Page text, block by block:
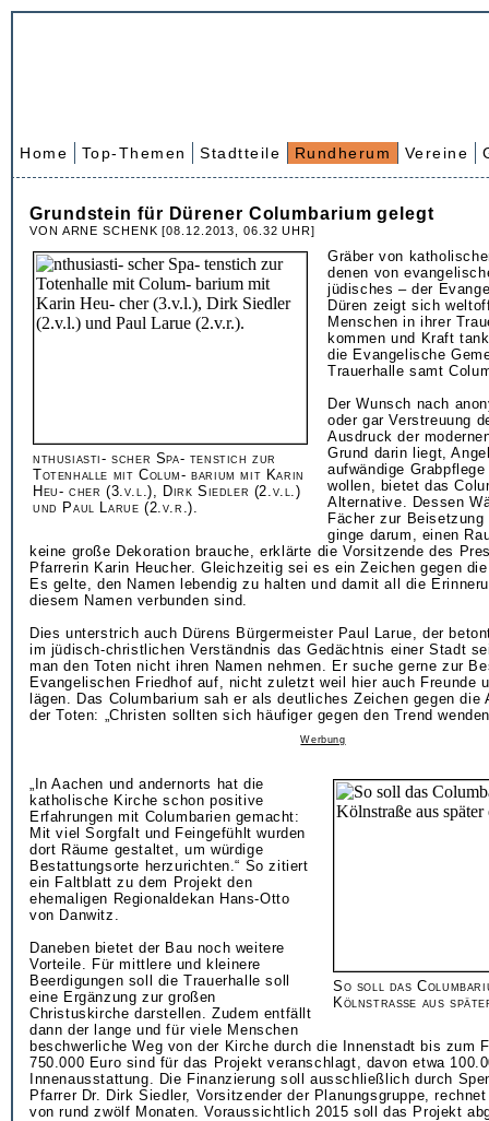
Home Top-Themen Stadtteile Rundherum Vereine
Grundstein für Dürener Columbarium gelegt
VON ARNE SCHENK [08.12.2013, 06.32 UHR]
nthusiasti- scher Spa- tenstich zur
Totenhalle mit Colum- barium mit Karin
Heu- cher (3.v.l.), Dirk Siedler (2.v.l.)
und Paul Larue (2.v.r.).
Gräber von
denen von
jüdisches – der
Düren zeigt sich
Menschen in ihrer
kommen und Kraft
die Evangelische
Trauerhalle samt
Der Wunsch nach
oder gar Verstreuung
Ausdruck der
Grund darin liegt,
aufwändige
wollen, bietet das
Alternative. Dessen
Fächer zur
ginge darum, einen
keine große Dekoration brauche, erklärte die Vorsitzende des
Pfarrerin Karin Heucher. Gleichzeitig sei es ein Zeichen gegen
Es gelte, den Namen lebendig zu halten und damit all die
diesem Namen verbunden sind.
Dies unterstrich auch Dürens Bürgermeister Paul Larue, der
im jüdisch-christlichen Verständnis das Gedächtnis einer Stadt
man den Toten nicht ihren Namen nehmen. Er suche gerne zur
Evangelischen Friedhof auf, nicht zuletzt weil hier auch Freunde
lägen. Das Columbarium sah er als deutliches Zeichen gegen die
der Toten: „Christen sollten sich häufiger gegen den Trend
Werbung
So soll das
Kölnstraße aus
„In Aachen und andernorts hat die
katholische Kirche schon positive
Erfahrungen mit Columbarien gemacht:
Mit viel Sorgfalt und Feingefühlt wurden
dort Räume gestaltet, um würdige
Bestattungsorte herzurichten.“ So zitiert
ein Faltblatt zu dem Projekt den
ehemaligen Regionaldekan Hans-Otto
von Danwitz.
Daneben bietet der Bau noch weitere
Vorteile. Für mittlere und kleinere
Beerdigungen soll die Trauerhalle soll
eine Ergänzung zur großen
Christuskirche darstellen. Zudem entfällt
dann der lange und für viele Menschen
beschwerliche Weg von der Kirche durch die Innenstadt bis zum
750.000 Euro sind für das Projekt veranschlagt, davon etwa
Innenausstattung. Die Finanzierung soll ausschließlich durch
Pfarrer Dr. Dirk Siedler, Vorsitzender der Planungsgruppe,
von rund zwölf Monaten. Voraussichtlich 2015 soll das Projekt